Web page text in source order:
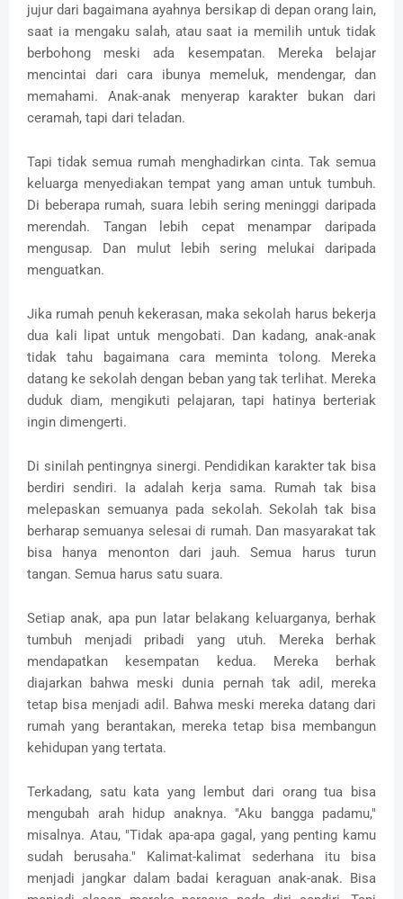
jujur dari bagaimana ayahnya bersikap di depan orang lain,
saat ia mengaku salah, atau saat ia memilih untuk tidak
berbohong meski ada kesempatan. Mereka belajar
mencintai dari cara ibunya memeluk, mendengar, dan
memahami. Anak-anak menyerap karakter bukan dari
ceramah, tapi dari teladan.
Tapi tidak semua rumah menghadirkan cinta. Tak semua
keluarga menyediakan tempat yang aman untuk tumbuh.
Di beberapa rumah, suara lebih sering meninggi daripada
merendah. Tangan lebih cepat menampar daripada
mengusap. Dan mulut lebih sering melukai daripada
menguatkan.
Jika rumah penuh kekerasan, maka sekolah harus bekerja
dua kali lipat untuk mengobati. Dan kadang, anak-anak
tidak tahu bagaimana cara meminta tolong. Mereka
datang ke sekolah dengan beban yang tak terlihat. Mereka
duduk diam, mengikuti pelajaran, tapi hatinya berteriak
ingin dimengerti.
Di sinilah pentingnya sinergi. Pendidikan karakter tak bisa
berdiri sendiri. Ia adalah kerja sama. Rumah tak bisa
melepaskan semuanya pada sekolah. Sekolah tak bisa
berharap semuanya selesai di rumah. Dan masyarakat tak
bisa hanya menonton dari jauh. Semua harus turun
tangan. Semua harus satu suara.
Setiap anak, apa pun latar belakang keluarganya, berhak
tumbuh menjadi pribadi yang utuh. Mereka berhak
mendapatkan kesempatan kedua. Mereka berhak
diajarkan bahwa meski dunia pernah tak adil, mereka
tetap bisa menjadi adil. Bahwa meski mereka datang dari
rumah yang berantakan, mereka tetap bisa membangun
kehidupan yang tertata.
Terkadang, satu kata yang lembut dari orang tua bisa
mengubah arah hidup anaknya. "Aku bangga padamu,"
misalnya. Atau, "Tidak apa-apa gagal, yang penting kamu
sudah berusaha." Kalimat-kalimat sederhana itu bisa
menjadi jangkar dalam badai keraguan anak-anak. Bisa